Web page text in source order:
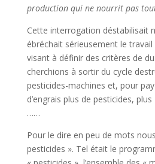
production qui ne nourrit
Cette interrogation déstabilisait
ébréchait sérieusement le
visant à définir des critères de
cherchions à sortir du cycle
pesticides-machines et, pour
d’engrais plus de pesticides,
……
Pour le dire en peu de mots
pesticides ». Tel était le